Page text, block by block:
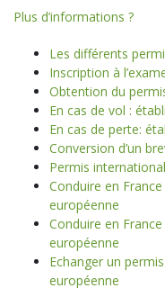
Plus d’informations ?
Les différents
Inscription à
Obtention du
En cas de vol :
En cas de perte:
Conversion d’un
Permis international
Conduire en France
européenne
Conduire en
européenne
Echanger un
européenne